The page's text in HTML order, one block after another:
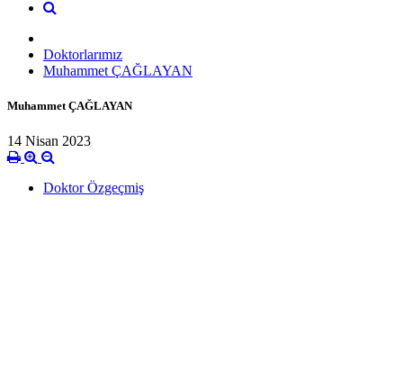
Doktorlarımız
Muhammet ÇAĞLAYAN
Muhammet ÇAĞLAYAN
14 Nisan 2023
Doktor Özgeçmiş